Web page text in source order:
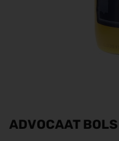
ADVOCAAT